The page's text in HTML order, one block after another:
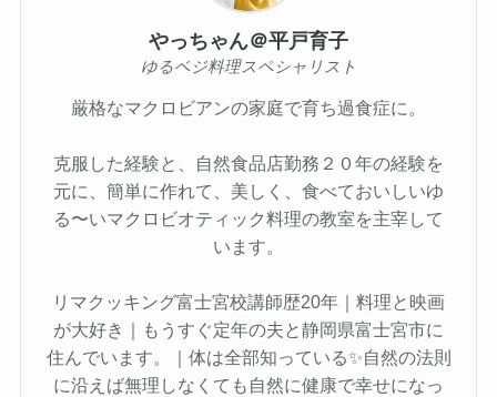
やっちゃん＠平戸育子
ゆるベジ料理スペシャリスト
厳格なマクロビアンの家庭で育ち過食症に。
克服した経験と、自然食品店勤務２０年の経験を
元に、簡単に作れて、美しく、食べておいしいゆ
る〜いマクロビオティック料理の教室を主宰して
います。
リマクッキング富士宮校講師歴20年｜料理と映画
が大好き｜もうすぐ定年の夫と静岡県富士宮市に
住んでいます。｜体は全部知っている✨自然の法則
に沿えば無理しなくても自然に健康で幸せになっ